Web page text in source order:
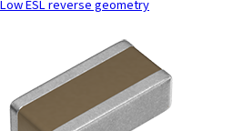
Low ESL reverse geometry